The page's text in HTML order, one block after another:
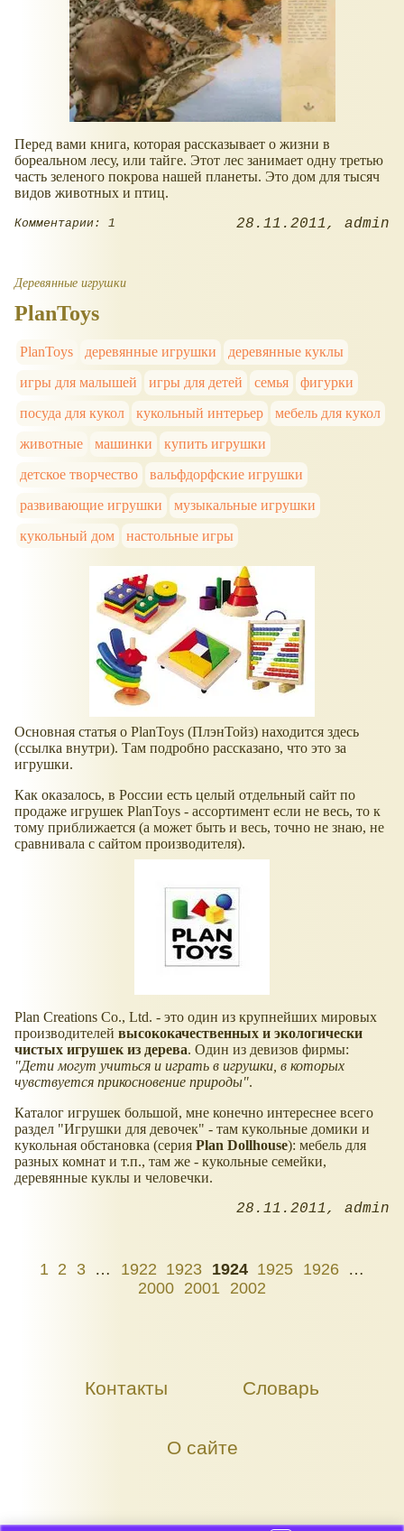
Перед вами книга, которая рассказывает о жизни в
бореальном лесу, или тайге. Этот лес занимает одну третью
часть зеленого покрова нашей планеты. Это дом для тысяч
видов животных и птиц.
Комментарии: 1 28.11.2011 admin
Деревянные игрушки
PlanToys
PlanToys деревянные игрушки
деревянные куклы
игры для малышей
игры для детей семья
фигурки
посуда для кукол
кукольный интерьер
мебель для кукол
животные
машинки
купить игрушки
детское творчество
вальфдорфские игрушки
развивающие игрушки
музыкальные игрушки
кукольный дом
настольные игры
Основная статья о PlanToys (ПлэнТойз) находится здесь
(ссылка внутри). Там подробно рассказано, что это за
игрушки.
Как оказалось, в России есть целый отдельный сайт по
продаже игрушек PlanToys - ассортимент если не весь, то к
тому приближается (а может быть и весь, точно не знаю, не
сравнивала с сайтом производителя).
Plan Creations Co., Ltd. - это один из крупнейших мировых
производителей высококачественных и экологически
чистых игрушек из дерева. Один из девизов фирмы:
"Дети могут учиться и играть в игрушки, в которых
чувствуется прикосновение природы".
Каталог игрушек большой, мне конечно интереснее всего
раздел "Игрушки для девочек" - там кукольные домики и
кукольная обстановка (серия Plan Dollhouse): мебель для
разных комнат и т.п., там же - кукольные семейки,
деревянные куклы и человечки.
28.11.2011 admin
1 2 3 … 1922 1923 1924 1925 1926
…
2000 2001 2002
Контакты Словарь
О сайте